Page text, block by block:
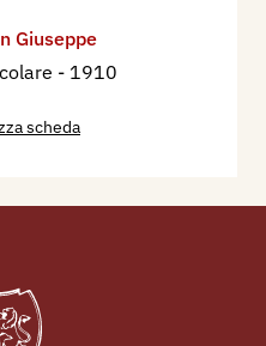
Giuseppe
- 1910
scheda